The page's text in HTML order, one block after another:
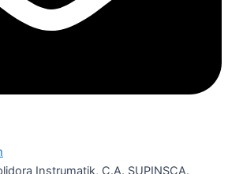
Instrumatik, C.A. SUPINSCA.